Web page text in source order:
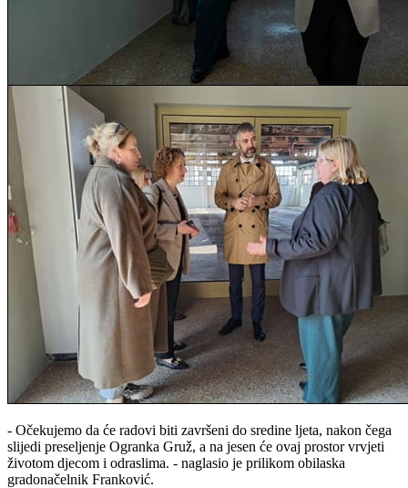
- Očekujemo da će radovi biti završeni do sredine ljeta, nakon čega
slijedi preseljenje Ogranka Gruž, a na jesen će ovaj prostor vrvjeti
životom djecom i odraslima. - naglasio je prilikom obilaska
gradonačelnik Franković.